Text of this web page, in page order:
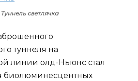
Туннель светлячка
туннеля на
линии олд-Ньюнс стал
биолюминесцентных